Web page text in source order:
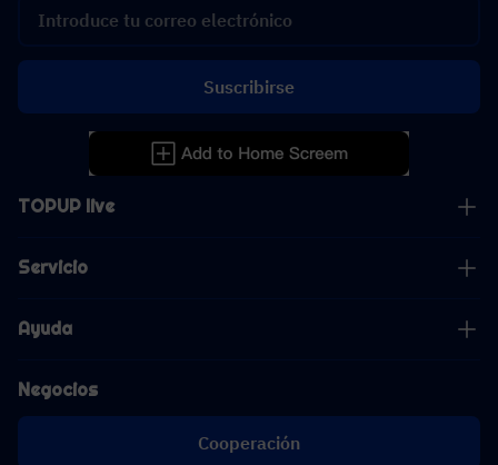
TOPUP live
Servicio
Ayuda
Negocios
Cooperación
Suscribirse